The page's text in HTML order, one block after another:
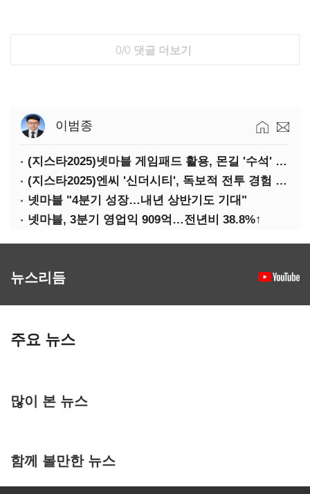
0/0 댓글 더보기
이범종
(지스타2025)넷마블 게임패드 활용, 몬길 '수석' 7대죄 '차석'
(지스타2025)엔씨 '신더시티', 독보적 전투 경험 필요
넷마블 "4분기 성장…내년 상반기도 기대"
넷마블, 3분기 영업익 909억…전년비 38.8%↑
뉴스리듬
주요 뉴스
많이 본 뉴스
함께 볼만한 뉴스